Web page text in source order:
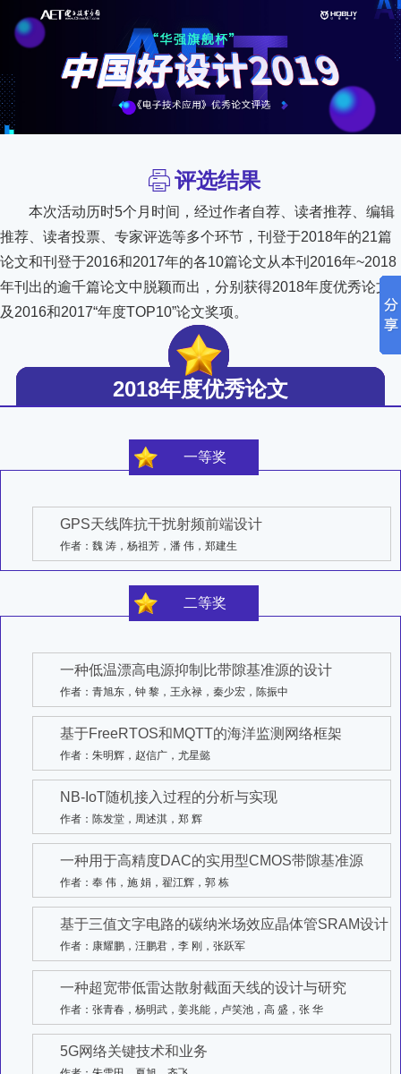
评选结果
本次活动历时5个月时间，经过作者自荐、读者推荐、编辑
推荐、读者投票、专家评选等多个环节，刊登于2018年的21篇
论文和刊登于2016和2017年的各10篇论文从本刊2016年~2018
年刊出的逾千篇论文中脱颖而出，分别获得2018年度优秀论文
及2016和2017“年度TOP10”论文奖项。
2018年度优秀论文
一等奖
GPS天线阵抗干扰射频前端设计
作者：魏 涛，杨祖芳，潘 伟，郑建生
二等奖
一种低温漂高电源抑制比带隙基准源的设计
作者：青旭东，钟 黎，王永禄，秦少宏，陈振中
基于FreeRTOS和MQTT的海洋监测网络框架
作者：朱明辉，赵信广，尤星懿
NB-IoT随机接入过程的分析与实现
作者：陈发堂，周述淇，郑 辉
一种用于高精度DAC的实用型CMOS带隙基准源
作者：奉 伟，施 娟，翟江辉，郭 栋
基于三值文字电路的碳纳米场效应晶体管SRAM设计
作者：康耀鹏，汪鹏君，李 刚，张跃军
一种超宽带低雷达散射截面天线的设计与研究
作者：张青春，杨明武，姜兆能，卢笑池，高 盛，张 华
5G网络关键技术和业务